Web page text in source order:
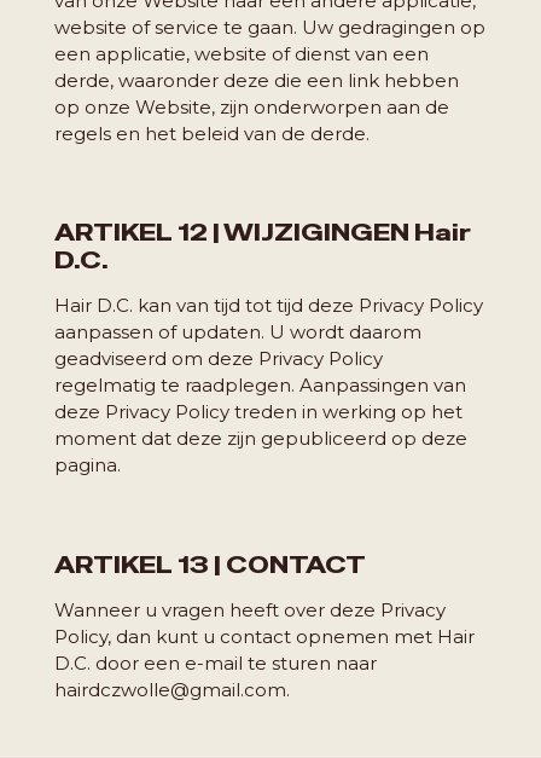
website of service te gaan. Uw gedragingen op
een applicatie, website of dienst van een
derde, waaronder deze die een link hebben
op onze Website, zijn onderworpen aan de
regels en het beleid van de derde.
ARTIKEL 12 | WIJZIGINGEN Hair
D.C.
Hair D.C. kan van tijd tot tijd deze Privacy Policy
aanpassen of updaten. U wordt daarom
geadviseerd om deze Privacy Policy
regelmatig te raadplegen. Aanpassingen van
deze Privacy Policy treden in werking op het
moment dat deze zijn gepubliceerd op deze
pagina.
ARTIKEL 13 | CONTACT
Wanneer u vragen heeft over deze Privacy
Policy, dan kunt u contact opnemen met Hair
D.C. door een e-mail te sturen naar
hairdczwolle@gmail.com.